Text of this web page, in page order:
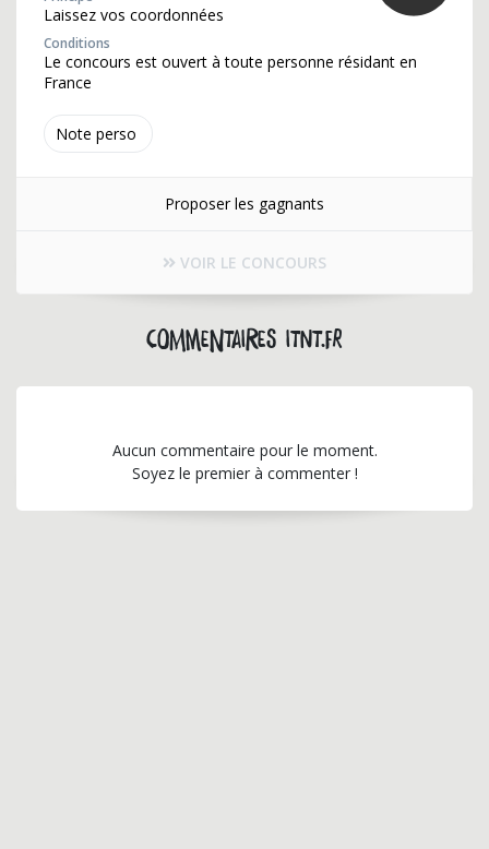
Note perso
Laissez vos coordonnées
Conditions
Le concours est ouvert à toute personne résidant en
France
Proposer les gagnants
VOIR LE CONCOURS
Commentaires itnt.fr
Aucun commentaire pour le moment.
Soyez le premier à commenter !